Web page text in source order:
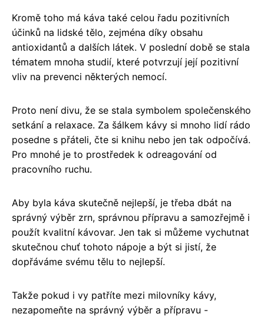
Kromě toho má káva také celou řadu pozitivních
účinků na lidské tělo, zejména díky obsahu
antioxidantů a dalších látek. V poslední době se stala
tématem mnoha studií, které potvrzují její pozitivní
vliv na prevenci některých nemocí.
Proto není divu, že se stala symbolem společenského
setkání a relaxace. Za šálkem kávy si mnoho lidí rádo
posedne s přáteli, čte si knihu nebo jen tak odpočívá.
Pro mnohé je to prostředek k odreagování od
pracovního ruchu.
Aby byla káva skutečně nejlepší, je třeba dbát na
správný výběr zrn, správnou přípravu a samozřejmě i
použít kvalitní kávovar. Jen tak si můžeme vychutnat
skutečnou chuť tohoto nápoje a být si jistí, že
dopřáváme svému tělu to nejlepší.
Takže pokud i vy patříte mezi milovníky kávy,
nezapomeňte na správný výběr a přípravu -